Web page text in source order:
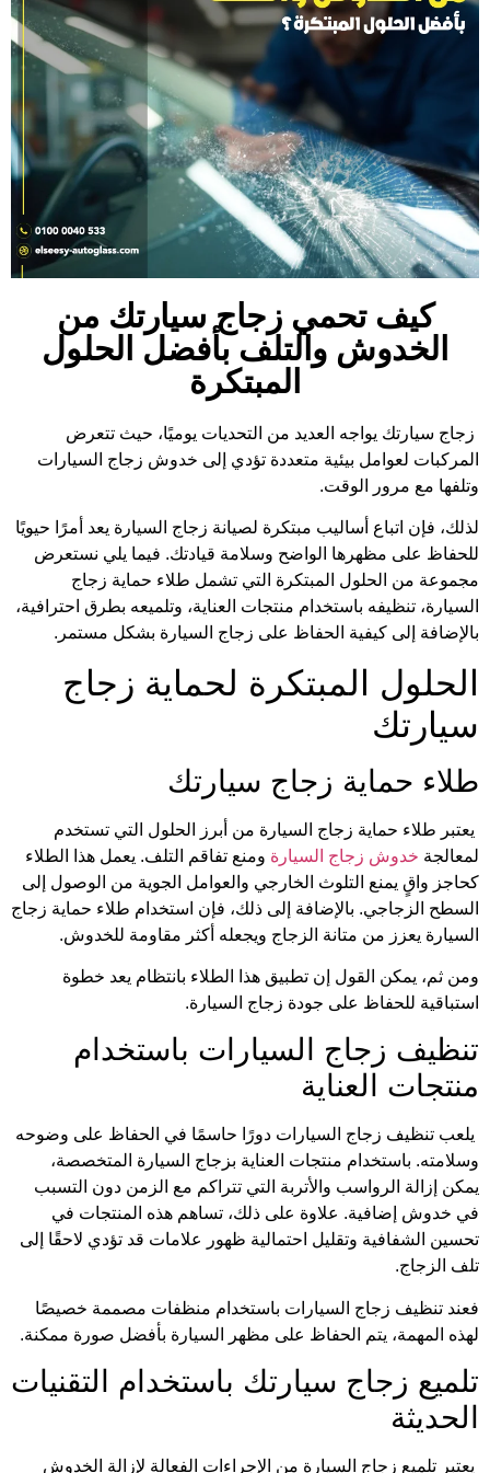
كيف تحمي زجاج سيارتك من
الخدوش والتلف بأفضل الحلول
المبتكرة
زجاج سيارتك يواجه العديد من التحديات يوميًا، حيث تتعرض
المركبات لعوامل بيئية متعددة تؤدي إلى خدوش زجاج السيارات
وتلفها مع مرور الوقت.
لذلك، فإن اتباع أساليب مبتكرة لصيانة زجاج السيارة يعد أمرًا حيويًا
للحفاظ على مظهرها الواضح وسلامة قيادتك. فيما يلي نستعرض
مجموعة من الحلول المبتكرة التي تشمل طلاء حماية زجاج
السيارة، تنظيفه باستخدام منتجات العناية، وتلميعه بطرق احترافية،
بالإضافة إلى كيفية الحفاظ على زجاج السيارة بشكل مستمر.
الحلول المبتكرة لحماية زجاج
سيارتك
طلاء حماية زجاج سيارتك
يعتبر طلاء حماية زجاج السيارة من أبرز الحلول التي تستخدم
لمعالجة خدوش زجاج السيارة ومنع تفاقم التلف. يعمل هذا الطلاء
كحاجز واقٍ يمنع التلوث الخارجي والعوامل الجوية من الوصول إلى
السطح الزجاجي. بالإضافة إلى ذلك، فإن استخدام طلاء حماية زجاج
السيارة يعزز من متانة الزجاج ويجعله أكثر مقاومة للخدوش.
ومن ثم، يمكن القول إن تطبيق هذا الطلاء بانتظام يعد خطوة
استباقية للحفاظ على جودة زجاج السيارة.
تنظيف زجاج السيارات باستخدام
منتجات العناية
يلعب تنظيف زجاج السيارات دورًا حاسمًا في الحفاظ على وضوحه
وسلامته. باستخدام منتجات العناية بزجاج السيارة المتخصصة،
يمكن إزالة الرواسب والأتربة التي تتراكم مع الزمن دون التسبب
في خدوش إضافية. علاوة على ذلك، تساهم هذه المنتجات في
تحسين الشفافية وتقليل احتمالية ظهور علامات قد تؤدي لاحقًا إلى
تلف الزجاج.
فعند تنظيف زجاج السيارات باستخدام منظفات مصممة خصيصًا
لهذه المهمة، يتم الحفاظ على مظهر السيارة بأفضل صورة ممكنة.
تلميع زجاج سيارتك باستخدام التقنيات
الحديثة
يعتبر تلميع زجاج السيارة من الإجراءات الفعالة لإزالة الخدوش